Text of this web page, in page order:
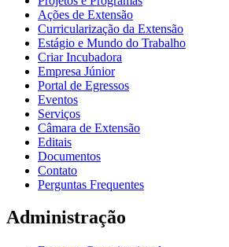
Ações de Extensão
Curricularização da Extensão
Estágio e Mundo do Trabalho
Criar Incubadora
Empresa Júnior
Portal de Egressos
Eventos
Serviços
Câmara de Extensão
Editais
Documentos
Contato
Perguntas Frequentes
Administração